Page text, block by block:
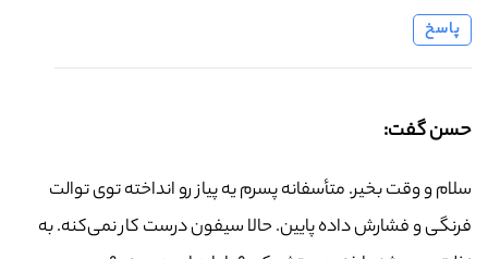
پاسخ
حسن گفت:
سلام و وقت بخیر. متأسفانه پسرم یه پیاز رو انداخته توی توالت
فرنگی و فشارش داده پایین. حالا سیفون درست کار نمی‌کنه. به